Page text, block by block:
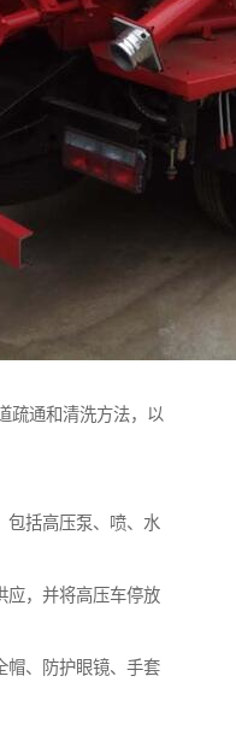
疏通和清洗方法，以
括高压泵、喷、水
，并将高压车停放
、防护眼镜、手套